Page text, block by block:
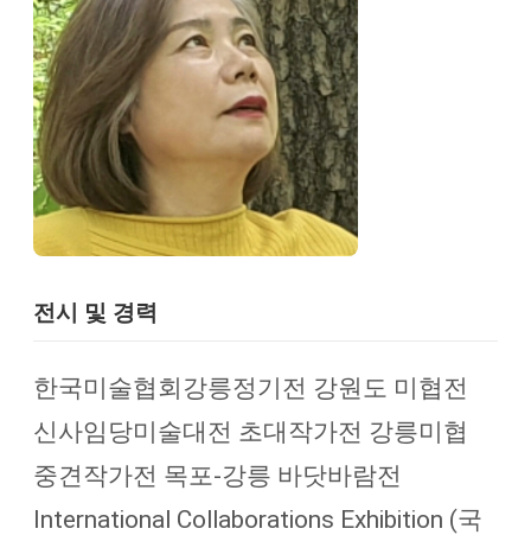
전시 및 경력
한국미술협회강릉정기전 강원도 미협전
신사임당미술대전 초대작가전 강릉미협
중견작가전 목포-강릉 바닷바람전
International Collaborations Exhibition (국